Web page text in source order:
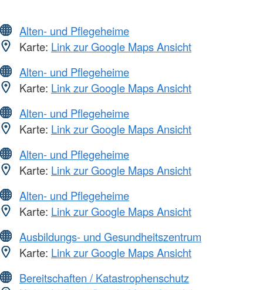
Alten- und Pflegeheime
Karte: Link zur Google Maps Ansicht
Alten- und Pflegeheime
Karte: Link zur Google Maps Ansicht
Alten- und Pflegeheime
Karte: Link zur Google Maps Ansicht
Alten- und Pflegeheime
Karte: Link zur Google Maps Ansicht
Alten- und Pflegeheime
Karte: Link zur Google Maps Ansicht
Ausbildungs- und Gesundheitszentrum
Karte: Link zur Google Maps Ansicht
Bereitschaften / Katastrophenschutz